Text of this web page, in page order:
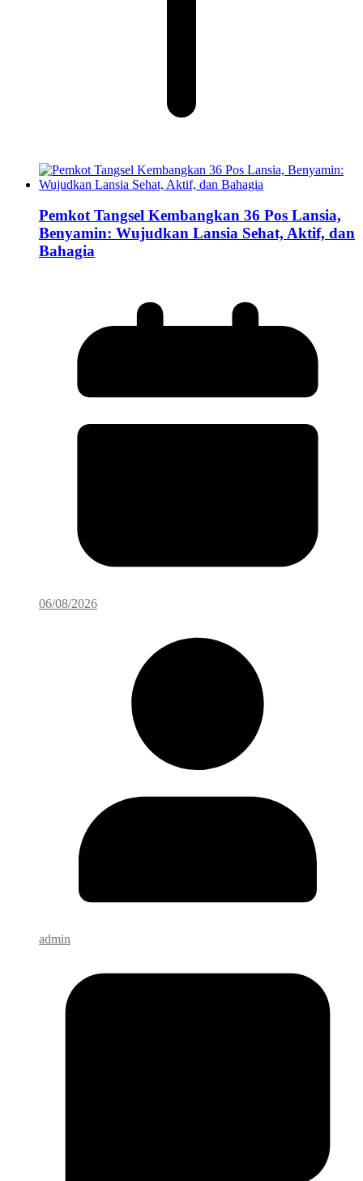
Pemkot Tangsel Kembangkan 36 Pos Lansia,
Benyamin: Wujudkan Lansia Sehat, Aktif, dan
Bahagia
06/08/2026
admin